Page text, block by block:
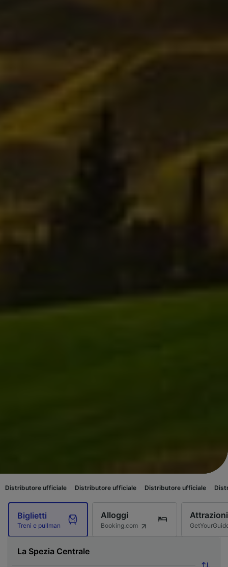
ufficiale Distributore ufficiale Distributore ufficiale Distributore
Biglietti
Treni e pullman
Alloggi
Booking.com
Attrazioni